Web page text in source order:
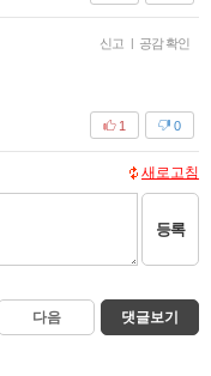
신고 | 공감 확인
0
1
새로고침
등록
다음 댓글보기